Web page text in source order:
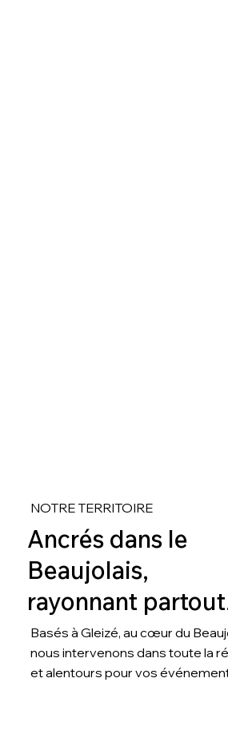
NOTRE TERRITOIRE
Ancrés dans le
Beaujolais,
rayonnant
Basés à Gleizé, au cœur du
nous intervenons dans toute la
et alentours pour vos